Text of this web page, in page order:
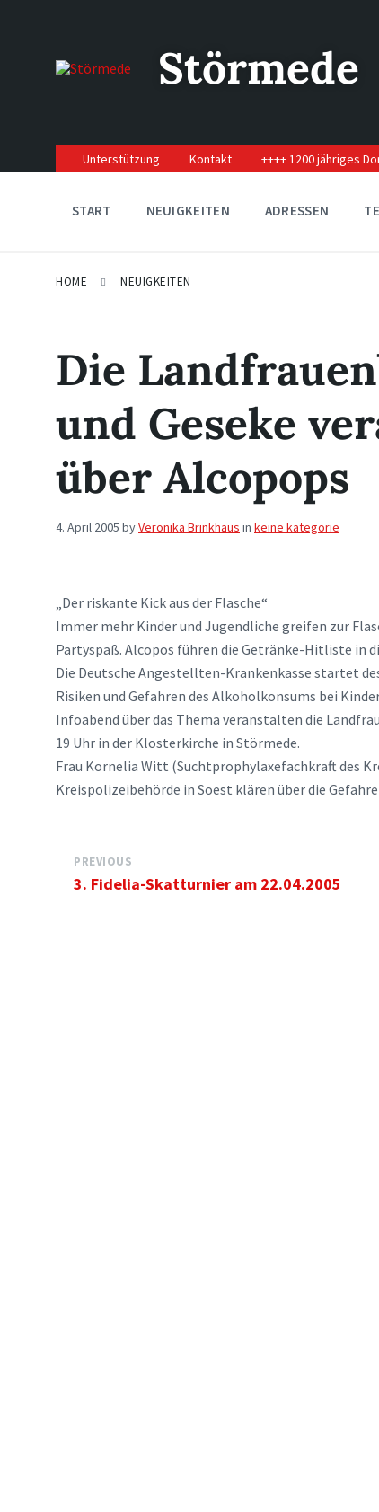
navigation
Störmede
Unterstützung Kontakt ++++ 1200 jähriges
START NEUIGKEITEN ADRESSEN
HOME NEUIGKEITEN
Die
und Geseke
über Alcopops
4. April 2005 byVeronika Brinkhaus in keine kategorie
„Der riskante Kick aus der Flasche“
Immer mehr Kinder und Jugendliche greifen zur
Partyspaß. Alcopos führen die Getränke-Hitliste in
Die Deutsche Angestellten-Krankenkasse startet
Risiken und Gefahren des Alkoholkonsums bei
Infoabend über das Thema veranstalten die
19 Uhr in der Klosterkirche in Störmede.
Frau Kornelia Witt (Suchtprophylaxefachkraft des
Kreispolizeibehörde in Soest klären über die
PREVIOUS
3. Fidelia-Skatturnier am 22.04.2005